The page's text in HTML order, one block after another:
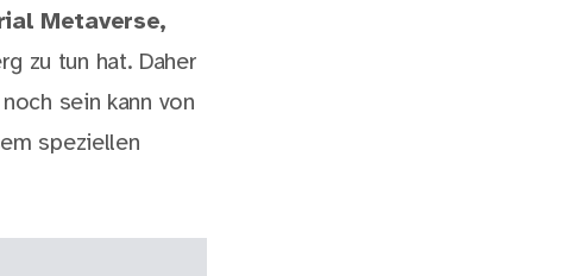
Metaverse,
zu tun hat. Daher
sein kann von
speziellen